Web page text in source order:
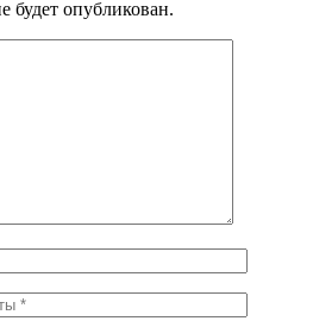
будет опубликован.